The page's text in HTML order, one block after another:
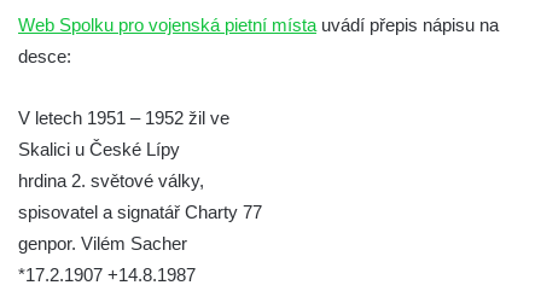
Velešíně
Hrob Jana Foitla na hřbitově ve Velešíně
Hrob Ludvíka Tůmy na hřbitově ve Velešíně
Pomník obětem 2. světové války na hřbitově
u kostela svatého Václava ve Velešíně
Web Spolku pro vojenská pietní místa uvádí přepis nápisu na
desce:
V letech 1951 – 1952 žil ve
Skalici u České Lípy
hrdina 2. světové války,
spisovatel a signatář Charty 77
genpor. Vilém Sacher
*17.2.1907 +14.8.1987